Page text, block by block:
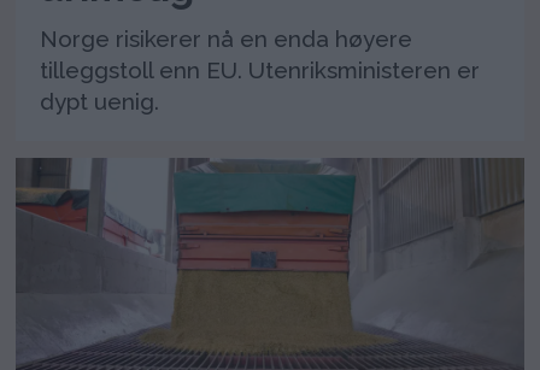
Norge risikerer nå en enda høyere
tilleggstoll enn EU. Utenriksministeren er
dypt uenig.